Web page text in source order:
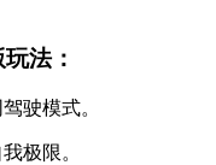
法：
驶模式。
极限。